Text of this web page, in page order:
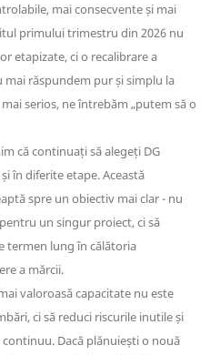
mai consecvente și mai
primului trimestru din 2026 nu
etapizate, ci o recalibrare a
răspundem pur și simplu la
serios, ne întrebăm „putem să o
că continuați să alegeți DG
în diferite etape. Această
spre un obiectiv mai clar - nu
un singur proiect, ci să
termen lung în călătoria
a mărcii.
valoroasă capacitate nu este
ci să reduci riscurile inutile și
Dacă plănuiești o nouă